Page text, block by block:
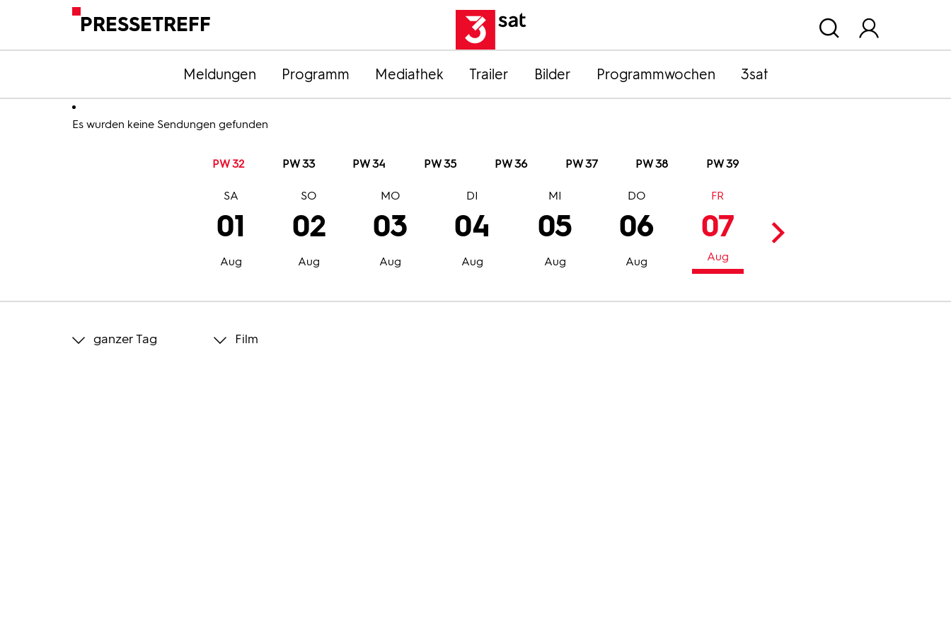
PRESSETREFF
Meldungen Programm Mediathek Trailer Bilder Programmwochen 3sat
Es wurden keine Sendungen gefunden
PW 32 PW 33 PW 34 PW 35 PW 36 PW 37 PW 38 PW 39
01
Aug
SA
02
Aug
SO
03
Aug
MO
04
Aug
DI
05
Aug
MI
06
Aug
DO
07
Aug
FR
08
ganzer Tag Film